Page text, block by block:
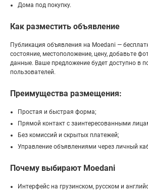
Дома под покупку.
Как разместить объявление
Публикация объявления на Moedani —
состояние, местоположение, цену, добавьте
данные. Ваше предложение будет доступно в
пользователей.
Преимущества размещения:
Простая и быстрая форма;
Прямой контакт с заинтересованными
Без комиссий и скрытых платежей;
Управление объявлениями через личный
Почему выбирают Moedani
Интерфейс на грузинском, русском и